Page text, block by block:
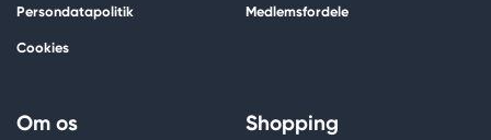
Persondatapolitik
Cookies
Medlemsfordele
Om os Shopping